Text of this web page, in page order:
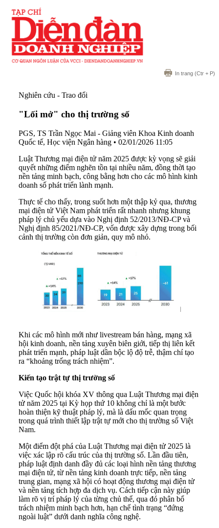
In trang (Ctr + P)
Nghiên cứu - Trao đổi
"Lối mở" cho thị trường số
PGS, TS Trần Ngọc Mai - Giảng viên Khoa Kinh doanh
Quốc tế, Học viện Ngân hàng • 02/01/2026 11:05
Luật Thương mại điện tử năm 2025 được kỳ vọng sẽ giải
quyết những điểm nghẽn tồn tại nhiều năm, đồng thời tạo
nền tảng minh bạch, công bằng hơn cho các mô hình kinh
doanh số phát triển lành mạnh.
Thực tế cho thấy, trong suốt hơn một thập kỷ qua, thương
mại điện tử Việt Nam phát triển rất nhanh nhưng khung
pháp lý chủ yếu dựa vào Nghị định 52/2013/NĐ-CP và
Nghị định 85/2021/NĐ-CP, vốn được xây dựng trong bối
cảnh thị trường còn đơn giản, quy mô nhỏ.
Khi các mô hình mới như livestream bán hàng, mạng xã
hội kinh doanh, nền tảng xuyên biên giới, tiếp thị liên kết
phát triển mạnh, pháp luật dần bộc lộ độ trễ, thậm chí tạo
ra “khoảng trống trách nhiệm”.
Kiến tạo trật tự thị trường số
Việc Quốc hội khóa XV thông qua Luật Thương mại điện
tử năm 2025 tại Kỳ họp thứ 10 không chỉ là một bước
hoàn thiện kỹ thuật pháp lý, mà là dấu mốc quan trọng
trong quá trình thiết lập trật tự mới cho thị trường số Việt
Nam.
Một điểm đột phá của Luật Thương mại điện tử 2025 là
việc xác lập rõ cấu trúc của thị trường số. Lần đầu tiên,
pháp luật định danh đầy đủ các loại hình nền tảng thương
mại điện tử, từ nền tảng kinh doanh trực tiếp, nền tảng
trung gian, mạng xã hội có hoạt động thương mại điện tử
và nền tảng tích hợp đa dịch vụ. Cách tiếp cận này giúp
làm rõ vị trí pháp lý của từng chủ thể, qua đó phân bổ
trách nhiệm minh bạch hơn, hạn chế tình trạng “đứng
ngoài luật” dưới danh nghĩa công nghệ.